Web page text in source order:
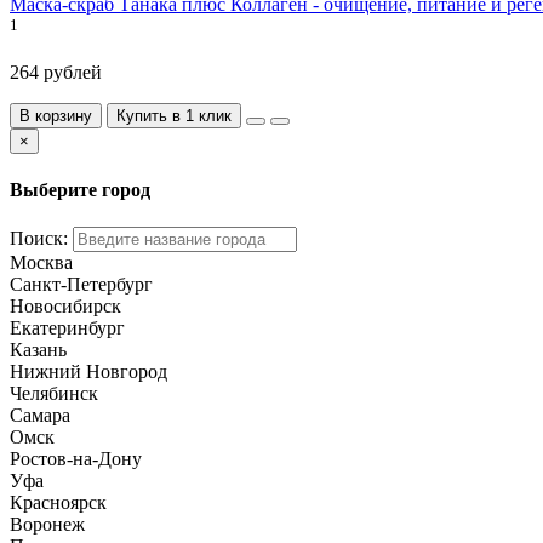
1
264 рублей
В корзину
Купить в 1 клик
×
Выберите город
Поиск:
Москва
Санкт-Петербург
Новосибирск
Екатеринбург
Казань
Нижний Новгород
Челябинск
Самара
Омск
Ростов-на-Дону
Уфа
Красноярск
Воронеж